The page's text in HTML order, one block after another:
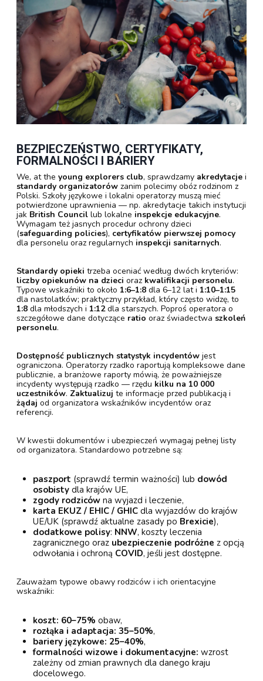
BEZPIECZEŃSTWO, CERTYFIKATY,
FORMALNOŚCI I BARIERY
We, at the young explorers club, sprawdzamy akredytacje i
standardy organizatorów zanim polecimy obóz rodzinom z
Polski. Szkoły językowe i lokalni operatorzy muszą mieć
potwierdzone uprawnienia — np. akredytacje takich instytucji
jak British Council lub lokalne inspekcje edukacyjne.
Wymagam też jasnych procedur ochrony dzieci
(safeguarding policies), certyfikatów pierwszej pomocy
dla personelu oraz regularnych inspekcji sanitarnych.
Standardy opieki trzeba oceniać według dwóch kryteriów:
liczby opiekunów na dzieci oraz kwalifikacji personelu.
Typowe wskaźniki to około 1:6–1:8 dla 6–12 lat i 1:10–1:15
dla nastolatków; praktyczny przykład, który często widzę, to
1:8 dla młodszych i 1:12dla starszych. Poproś operatora o
szczegółowe dane dotyczące ratio oraz świadectwa szkoleń
personelu.
Dostępność publicznych statystyk incydentów jest
ograniczona. Operatorzy rzadko raportują kompleksowe dane
publicznie, a branżowe raporty mówią, że poważniejsze
incydenty występują rzadko — rzędu kilku na 10 000
uczestników. Zaktualizuj te informacje przed publikacją i
żądaj od organizatora wskaźników incydentów oraz
referencji.
W kwestii dokumentów i ubezpieczeń wymagaj pełnej listy
od organizatora. Standardowo potrzebne są:
paszport (sprawdź termin ważności) lub dowód
osobisty dla krajów UE,
zgody rodziców na wyjazd i leczenie,
karta EKUZ / EHIC / GHIC dla wyjazdów do krajów
UE/UK (sprawdź aktualne zasady po Brexicie),
dodatkowe polisy: NNW, koszty leczenia
zagranicznego oraz ubezpieczenie podróżne z opcją
odwołania i ochroną COVID, jeśli jest dostępne.
Zauważam typowe obawy rodziców i ich orientacyjne
wskaźniki:
koszt: 60–75% obaw,
rozłąka i adaptacja: 35–50%,
bariery językowe: 25–40%,
formalności wizowe i dokumentacyjne: wzrost
zależny od zmian prawnych dla danego kraju
docelowego.